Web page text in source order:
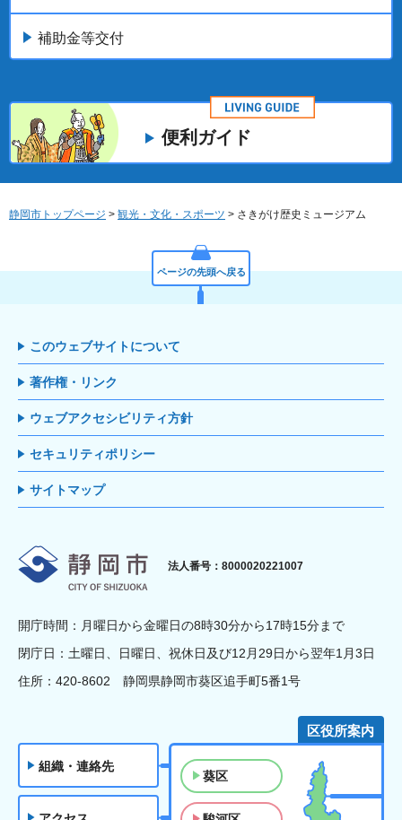
補助金等交付
便利ガイド
静岡市トップページ > 観光・文化・スポーツ > さきがけ歴史ミュージアム
ページの先頭へ戻る
このウェブサイトについて
著作権・リンク
ウェブアクセシビリティ方針
セキュリティポリシー
サイトマップ
静岡市
法人番号：8000020221007
開庁時間：月曜日から金曜日の8時30分から17時15分まで
閉庁日：土曜日、日曜日、祝休日及び12月29日から翌年1月3日
住所：420-8602 静岡県静岡市葵区追手町5番1号
組織・連絡先
区役所案内
葵区